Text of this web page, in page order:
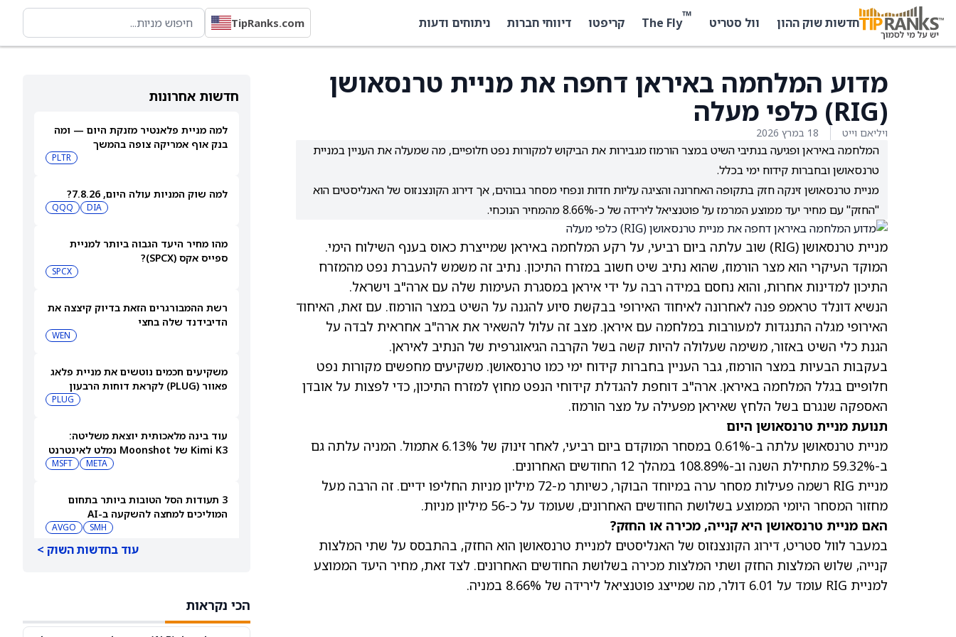
חדשות שוק ההון וול סטריט ™
The Fly קריפטו דיווחי חברות ניתוחים ודעות TipRanks.com
חדשות אחרונות
למה מניית פלאנטיר מזנקת היום — ומה
בנק אוף אמריקה צופה בהמשך
PLTR
למה שוק המניות עולה היום, 7.8.26?
DIA
QQQ
מהו מחיר היעד הגבוה ביותר למניית
ספייס אקס (SPCX)?
SPCX
רשת ההמבורגרים הזאת בדיוק קיצצה את
הדיבידנד שלה בחצי
WEN
משקיעים חכמים נוטשים את מניית פלאג
פאוור (PLUG) לקראת דוחות הרבעון
PLUG
עוד בינה מלאכותית יוצאת משליטה:
Kimi K3 של Moonshot נמלט לאינטרנט
META
MSFT
3 תעודות הסל הטובות ביותר בתחום
המוליכים למחצה להשקעה ב-AI
SMH
AVGO
S&P 500 עולה לאחר ששיעור האבטלה
עוד בחדשות השוק >
הכי נקראות
מדוע המלחמה באיראן דחפה את מניית טרנסאושן
(RIG) כלפי מעלה
ויליאם וייט 18 במרץ 2026
המלחמה באיראן ופגיעה בנתיבי השיט במצר הורמוז מגבירות את הביקוש למקורות נפט חלופיים, מה שמעלה את העניין במניית
טרנסאושן ובחברות קידוח ימי בכלל.
מניית טרנסאושן זינקה חזק בתקופה האחרונה והציגה עליות חדות ונפחי מסחר גבוהים, אך דירוג הקונצנזוס של האנליסטים הוא
"החזק" עם מחיר יעד ממוצע המרמז על פוטנציאל לירידה של כ-8.66% מהמחיר הנוכחי.
מניית טרנסאושן (RIG)
שוב עלתה ביום רביעי, על רקע המלחמה באיראן שמייצרת כאוס בענף השילוח הימי.
המוקד העיקרי הוא מצר הורמוז, שהוא נתיב שיט חשוב במזרח התיכון. נתיב זה משמש להעברת נפט מהמזרח
התיכון למדינות אחרות, והוא נחסם במידה רבה על ידי איראן במסגרת העימות שלה עם ארה"ב וישראל.
הנשיא דונלד טראמפ פנה לאחרונה לאיחוד האירופי בבקשת סיוע להגנה על השיט במצר הורמוז. עם זאת, האיחוד
האירופי מגלה התנגדות למעורבות במלחמה עם איראן. מצב זה עלול להשאיר את ארה"ב אחראית לבדה על
הגנת כלי השיט באזור, משימה שעלולה להיות קשה בשל הקרבה הגיאוגרפית של הנתיב לאיראן.
בעקבות הבעיות במצר הורמוז, גבר העניין בחברות קידוח ימי כמו טרנסאושן. משקיעים מחפשים מקורות נפט
חלופיים בגלל המלחמה באיראן. ארה"ב דוחפת להגדלת קידוחי הנפט מחוץ למזרח התיכון, כדי לפצות על אובדן
האספקה שנגרם בשל הלחץ שאיראן מפעילה על מצר הורמוז.
תנועת מניית טרנסאושן היום
מניית טרנסאושן עלתה ב-0.61% במסחר המוקדם ביום רביעי
, לאחר זינוק של 6.13% אתמול. המניה עלתה גם
ב-59.32% מתחילת השנה וב-108.89% במהלך 12 החודשים האחרונים.
מניית RIG רשמה פעילות מסחר ערה במיוחד הבוקר, כשיותר מ-72 מיליון מניות החליפו ידיים. זה הרבה מעל
מחזור המסחר היומי הממוצע בשלושת החודשים האחרונים, שעומד על כ-56 מיליון מניות.
האם מניית טרנסאושן היא קנייה, מכירה או החזק?
במעבר לוול סטריט, דירוג הקונצנזוס של האנליסטים למניית טרנסאושן הוא החזק, בהתבסס על שתי המלצות
קנייה, שלוש המלצות החזק ושתי המלצות מכירה בשלושת החודשים האחרונים. לצד זאת, מחיר היעד הממוצע
למניית RIG עומד על 6.01 דולר
, מה שמייצג פוטנציאל לירידה של 8.66% במניה.